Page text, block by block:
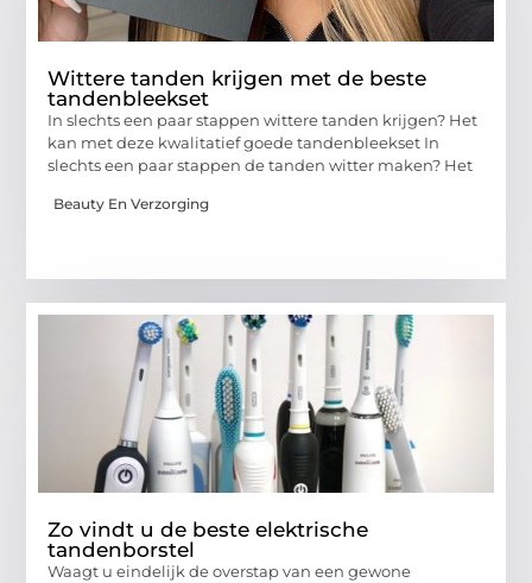
Wittere tanden krijgen met de beste
tandenbleekset
In slechts een paar stappen wittere tanden krijgen? Het
kan met deze kwalitatief goede tandenbleekset In
slechts een paar stappen de tanden witter maken? Het
Beauty En Verzorging
Zo vindt u de beste elektrische
tandenborstel
Waagt u eindelijk de overstap van een gewone